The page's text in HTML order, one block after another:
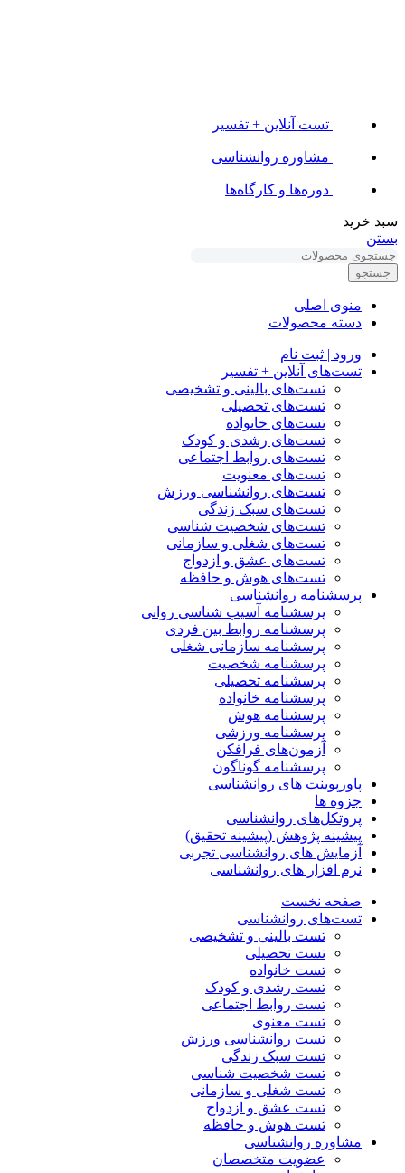
تست آنلاین + تفسیر
مشاوره روانشناسی
دوره‌ها و کارگاه‌ها
سبد خرید
بستن
جستجو
منوی اصلی
دسته محصولات
ورود | ثبت نام
تست‌های آنلاین + تفسیر
تست‌های بالینی و تشخیصی
تست‌های تحصیلی
تست‌های خانواده
تست‌های رشدی و کودک
تست‌های روابط اجتماعی
تست‌های معنویت
تست‌های روانشناسی ورزش
تست‌های سبک زندگی
تست‌های شخصیت شناسی
تست‌های شغلی و سازمانی
تست‌های عشق و ازدواج
تست‌های هوش و حافظه
پرسشنامه روانشناسی
پرسشنامه آسیب شناسی روانی
پرسشنامه روابط بین فردی
پرسشنامه سازمانی شغلی
پرسشنامه شخصیت
پرسشنامه تحصیلی
پرسشنامه خانواده
پرسشنامه هوش
پرسشنامه ورزشی
آزمون‌های فرافکن
پرسشنامه گوناگون
پاورپوینت های روانشناسی
جزوه ها
پروتکل‌های روانشناسی
پیشینه پژوهش (پیشینه تحقیق)
آزمایش های روانشناسی تجربی
نرم افزار های روانشناسی
صفحه نخست
تست‌های روانشناسی
تست بالینی و تشخیصی
تست تحصیلی
تست خانواده
تست رشدی و کودک
تست روابط اجتماعی
تست معنوی
تست روانشناسی ورزش
تست سبک زندگی
تست شخصیت شناسی
تست شغلی و سازمانی
تست عشق و ازدواج
تست هوش و حافظه
مشاوره روانشناسی
عضویت متخصصان